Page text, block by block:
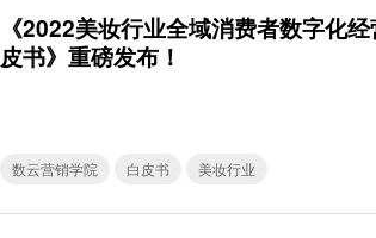
《2022美妆行业全域消费者数字化经
皮书》重磅发布！
数云营销学院 白皮书 美妆行业